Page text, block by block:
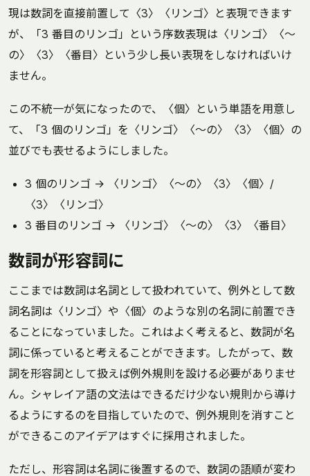
現は数詞を直接前置して〈3〉〈リンゴ〉と表現できます
が、「3 番目のリンゴ」という序数表現は〈リンゴ〉〈～
の〉〈3〉〈番目〉という少し長い表現をしなければいけ
ません。
この不統一が気になったので、〈個〉という単語を用意し
て、「3 個のリンゴ」を〈リンゴ〉〈～の〉〈3〉〈個〉の
並びでも表せるようにしました。
3 個のリンゴ → 〈リンゴ〉〈～の〉〈3〉〈個〉/
〈3〉〈リンゴ〉
3 番目のリンゴ → 〈リンゴ〉〈～の〉〈3〉〈番目〉
数詞が形容詞に
ここまでは数詞は名詞として扱われていて、例外として数
詞名詞は〈リンゴ〉や〈個〉のような別の名詞に前置でき
ることになっていました。これはよく考えると、数詞が名
詞に係っていると考えることができます。したがって、数
詞を形容詞として扱えば例外規則を設ける必要がありませ
ん。シャレイア語の文法はできるだけ少ない規則から導け
るようにするのを目指していたので、例外規則を消すこと
ができるこのアイデアはすぐに採用されました。
ただし、形容詞は名詞に後置するので、数詞の語順が変わ